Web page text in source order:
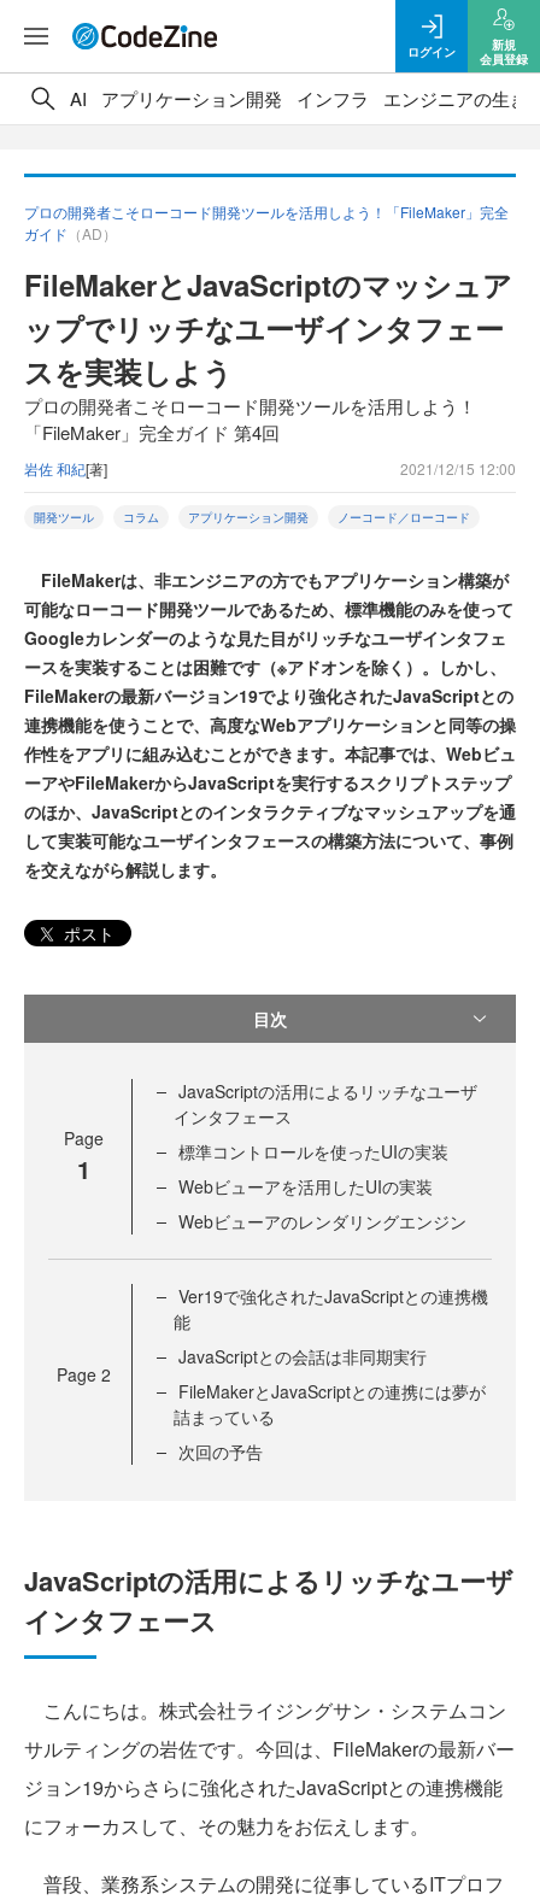
ログイン
新規
会員登録
AI アプリケーション開発 インフラ エンジニアの生き
プロの開発者こそローコード開発ツールを活用しよう！「FileMaker」完全
ガイド （AD）
FileMakerとJavaScriptのマッシュア
ップでリッチなユーザインタフェー
スを実装しよう
プロの開発者こそローコード開発ツールを活用しよう！
「FileMaker」完全ガイド 第4回
岩佐 和紀[著] 2021/12/15 12:00
開発ツール コラム アプリケーション開発 ノーコード／ローコード
FileMakerは、非エンジニアの方でもアプリケーション構築が
可能なローコード開発ツールであるため、標準機能のみを使って
Googleカレンダーのような見た目がリッチなユーザインタフェ
ースを実装することは困難です（※アドオンを除く）。しかし、
FileMakerの最新バージョン19でより強化されたJavaScriptとの
連携機能を使うことで、高度なWebアプリケーションと同等の操
作性をアプリに組み込むことができます。本記事では、Webビュ
ーアやFileMakerからJavaScriptを実行するスクリプトステップ
のほか、JavaScriptとのインタラクティブなマッシュアップを通
して実装可能なユーザインタフェースの構築方法について、事例
を交えながら解説します。
ポスト
目次
Page
1
JavaScriptの活用によるリッチなユーザ
インタフェース
標準コントロールを使ったUIの実装
Webビューアを活用したUIの実装
Webビューアのレンダリングエンジン
Page 2
Ver19で強化されたJavaScriptとの連携機
能
JavaScriptとの会話は非同期実行
FileMakerとJavaScriptとの連携には夢が
詰まっている
次回の予告
JavaScriptの活用によるリッチなユーザ
インタフェース
こんにちは。株式会社ライジングサン・システムコン
サルティングの岩佐です。今回は、FileMakerの最新バー
ジョン19からさらに強化されたJavaScriptとの連携機能
にフォーカスして、その魅力をお伝えします。
普段、業務系システムの開発に従事しているITプロフ